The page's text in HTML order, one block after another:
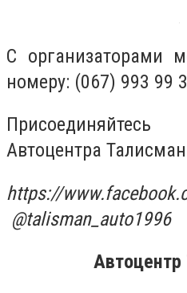
С организаторами
номеру: (067) 993 99
Автоцентра
https://
Автоцентр